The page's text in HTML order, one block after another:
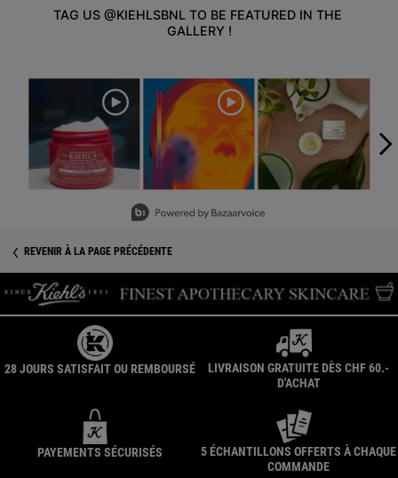
TAG US @KIEHLSBNL TO BE FEATURED IN THE
GALLERY !
Media Carousel
Carousel with product photos. Use the previous and next buttons
REVENIR À LA PAGE PRÉCÉDENTE
28 JOURS SATISFAIT OU REMBOURSÉ
LIVRAISON GRATUITE DÈS CHF 60.-
D'ACHAT
PAYEMENTS SÉCURISÉS
5 ÉCHANTILLONS OFFERTS À CHAQUE
COMMANDE